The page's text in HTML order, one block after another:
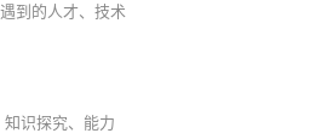
到的人才、技术
识探究、能力